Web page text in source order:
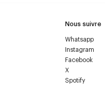
Nous suivre
Whatsapp
Instagram
Facebook
X
Spotify